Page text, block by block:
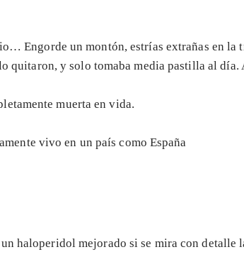
Engorde un montón, estrías extrañas en
quitaron, y solo tomaba media pastilla al
muerta en vida.
vivo en un país como España
haloperidol mejorado si se mira con